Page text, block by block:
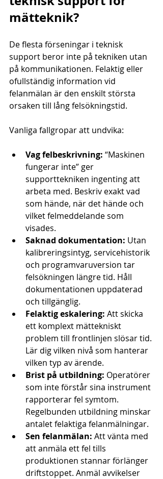
mätteknik?
De flesta förseningar i teknisk
support beror inte på tekniken utan
på kommunikationen. Felaktig eller
ofullständig information vid
felanmälan är den enskilt största
orsaken till lång felsökningstid.
Vanliga fallgropar att undvika:
Vag felbeskrivning: “Maskinen
fungerar inte” ger
supporttekniken ingenting att
arbeta med. Beskriv exakt vad
som hände, när det hände och
vilket felmeddelande som
visades.
Saknad dokumentation: Utan
kalibreringsintyg, servicehistorik
och programvaruversion tar
felsökningen längre tid. Håll
dokumentationen uppdaterad
och tillgänglig.
Felaktig eskalering: Att skicka
ett komplext mättekniskt
problem till frontlinjen slösar tid.
Lär dig vilken nivå som hanterar
vilken typ av ärende.
Brist på utbildning: Operatörer
som inte förstår sina instrument
rapporterar fel symtom.
Regelbunden utbildning minskar
antalet felaktiga felanmälningar.
Sen felanmälan: Att vänta med
att anmäla ett fel tills
produktionen stannar förlänger
driftstoppet. Anmäl avvikelser